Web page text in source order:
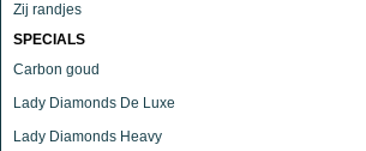
Zij randjes
SPECIALS
Carbon goud
Lady Diamonds De Luxe
Lady Diamonds Heavy